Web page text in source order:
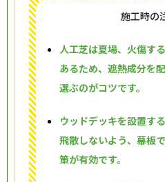
施工時の
人工芝は夏場、火傷す
あるため、遮熱成分を
選ぶのがコツです。
ウッドデッキを設置す
飛散しないよう、幕板
策が有効です。